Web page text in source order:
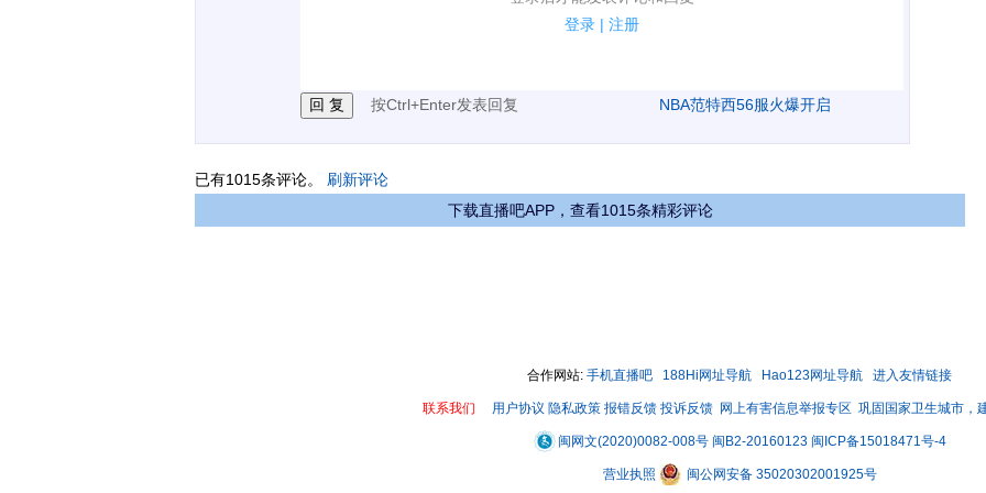
登录 | 注册
按Ctrl+Enter发表回复 NBA范特西56服火爆开启
已有1015条评论。 刷新评论
下载直播吧APP，查看1015条精彩评论
合作网站: 手机直播吧 188Hi网址导航 Hao123网址导航 进入友情链接
联系我们 用户协议 隐私政策 报错反馈 投诉反馈 网上有害信息举报专区 巩固国家卫生城市，
闽网文(2020)0082-008号 闽B2-20160123 闽ICP备15018471号-4
营业执照 闽公网安备 35020302001925号